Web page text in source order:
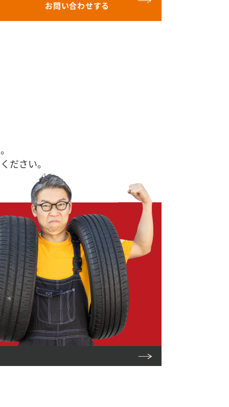
お問い合わせする
ださい。